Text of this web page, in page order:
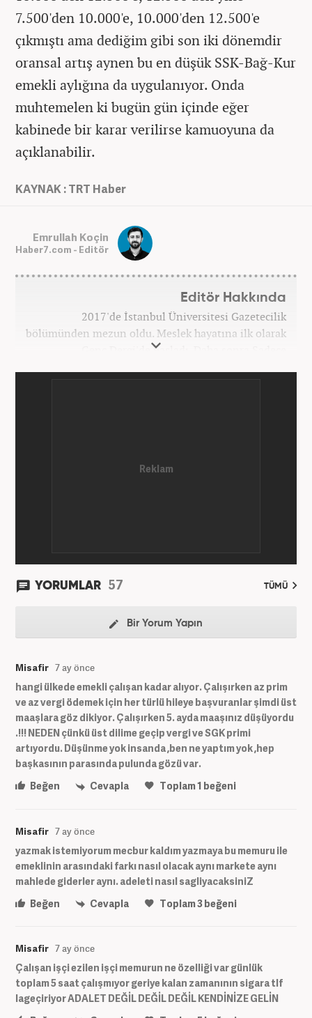
7.500'den 10.000'e, 10.000'den 12.500'e
çıkmıştı ama dediğim gibi son iki dönemdir
oransal artış aynen bu en düşük SSK-Bağ-Kur
emekli aylığına da uygulanıyor. Onda
muhtemelen ki bugün gün içinde eğer
kabinede bir karar verilirse kamuoyuna da
açıklanabilir.
KAYNAK : TRT Haber
Emrullah Koçin
Haber7.com - Editör
Editör Hakkında
2017'de İstanbul Üniversitesi Gazetecilik
bölümünden mezun oldu. Meslek hayatına ilk olarak
Genç Dergi'de başladı. Daha sonra Sadece
YORUMLAR 57 TÜMÜ
Bir Yorum Yapın
Misafir 7 ay önce
hangi ülkede emekli çalışan kadar alıyor. Çalışırken az prim
ve az vergi ödemek için her türlü hileye başvuranlar şimdi üst
maaşlara göz dikiyor. Çalışırken 5. ayda maaşınız düşüyordu
.!!! NEDEN çünkü üst dilime geçip vergi ve SGK primi
artıyordu. Düşünme yok insanda ,ben ne yaptım yok ,hep
başkasının parasında pulunda gözü var.
Beğen
Cevapla Toplam1 beğeni
Misafir 7 ay önce
yazmak istemiyorum mecbur kaldım yazmaya bu memuru ile
emeklinin arasındaki farkı nasıl olacak aynı markete aynı
mahlede giderler aynı. adeleti nasıl sagliyacaksiniZ
Beğen
Cevapla Toplam3beğeni
Misafir 7 ay önce
Çalışan işçi ezilen işçi memurun ne özelliği var günlük
toplam 5 saat çalışmıyor geriye kalan zamanının sigara tlf
lageçiriyor ADALET DEĞİL DEĞİL DEĞİL KENDİNİZE GELİN